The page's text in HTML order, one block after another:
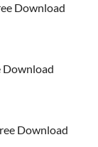
Download
Download
Download